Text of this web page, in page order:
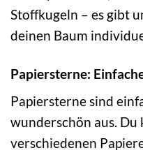
Stoffkugeln – es gibt
deinen Baum
Papiersterne:
Papiersterne sind
wunderschön aus. Du
verschiedenen